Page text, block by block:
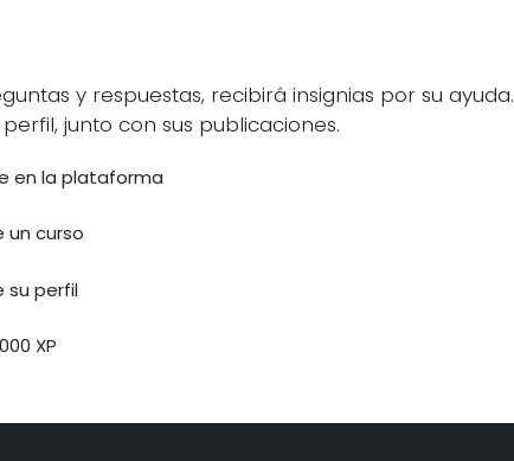
y respuestas, recibirá insignias por su ayuda.
junto con sus publicaciones.
en la plataforma
curso
su perfil
XP